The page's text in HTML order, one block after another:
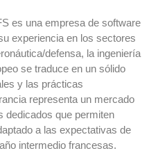
es una empresa de software
experiencia en los sectores
defensa, la ingeniería
se traduce en un sólido
y las prácticas
representa un mercado
dedicados que permiten
a las expectativas de
intermedio francesas.